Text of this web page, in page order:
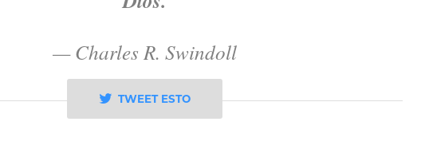
—Charles R. Swindoll
TWEET ESTO